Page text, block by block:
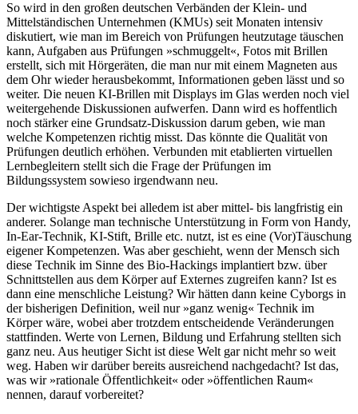
So wird in den großen deutschen Verbänden der Klein- und
Mittelständischen Unternehmen (KMUs) seit Monaten intensiv
diskutiert, wie man im Bereich von Prüfungen heutzutage täuschen
kann, Aufgaben aus Prüfungen »schmuggelt«, Fotos mit Brillen
erstellt, sich mit Hörgeräten, die man nur mit einem Magneten aus
dem Ohr wieder herausbekommt, Informationen geben lässt und so
weiter. Die neuen KI-Brillen mit Displays im Glas werden noch viel
weitergehende Diskussionen aufwerfen. Dann wird es hoffentlich
noch stärker eine Grundsatz-Diskussion darum geben, wie man
welche Kompetenzen richtig misst. Das könnte die Qualität von
Prüfungen deutlich erhöhen. Verbunden mit etablierten virtuellen
Lernbegleitern stellt sich die Frage der Prüfungen im
Bildungssystem sowieso irgendwann neu.
Der wichtigste Aspekt bei alledem ist aber mittel- bis langfristig ein
anderer. Solange man technische Unterstützung in Form von Handy,
In-Ear-Technik, KI-Stift, Brille etc. nutzt, ist es eine (Vor)Täuschung
eigener Kompetenzen. Was aber geschieht, wenn der Mensch sich
diese Technik im Sinne des Bio-Hackings implantiert bzw. über
Schnittstellen aus dem Körper auf Externes zugreifen kann? Ist es
dann eine menschliche Leistung? Wir hätten dann keine Cyborgs in
der bisherigen Definition, weil nur »ganz wenig« Technik im
Körper wäre, wobei aber trotzdem entscheidende Veränderungen
stattfinden. Werte von Lernen, Bildung und Erfahrung stellten sich
ganz neu. Aus heutiger Sicht ist diese Welt gar nicht mehr so weit
weg. Haben wir darüber bereits ausreichend nachgedacht? Ist das,
was wir »rationale Öffentlichkeit« oder »öffentlichen Raum«
nennen, darauf vorbereitet?